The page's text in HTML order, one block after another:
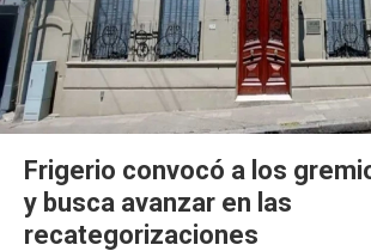
Frigerio convocó a los
y busca avanzar en las
recategorizaciones